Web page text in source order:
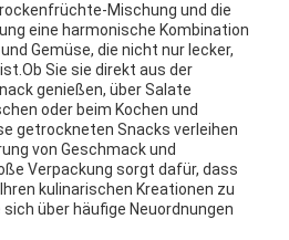
Mischung und die
eine harmonische Kombination
Gemüse, die nicht nur lecker,
Sie sie direkt aus der
genießen, über Salate
oder beim Kochen und
getrockneten Snacks verleihen
von Geschmack und
Verpackung sorgt dafür, dass
kulinarischen Kreationen zu
über häufige Neuordnungen